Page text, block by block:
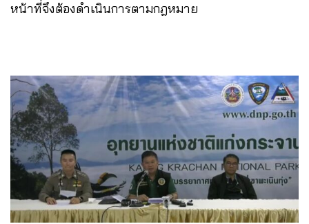
หน้าที่จึงต้องดำเนินการตามกฎหมาย